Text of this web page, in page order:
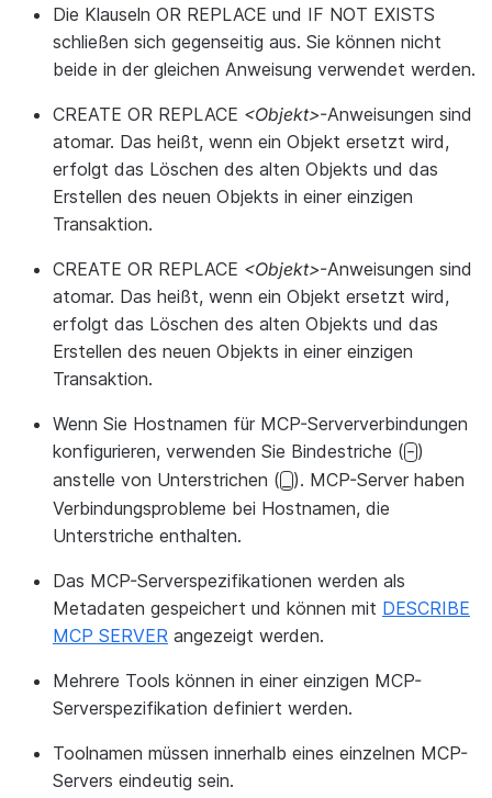
Die Klauseln OR REPLACE und IF NOT EXISTS
schließen sich gegenseitig aus. Sie können nicht
beide in der gleichen Anweisung verwendet werden.
CREATE OR REPLACE <Objekt>-Anweisungen sind
atomar. Das heißt, wenn ein Objekt ersetzt wird,
erfolgt das Löschen des alten Objekts und das
Erstellen des neuen Objekts in einer einzigen
Transaktion.
CREATE OR REPLACE <Objekt>-Anweisungen sind
atomar. Das heißt, wenn ein Objekt ersetzt wird,
erfolgt das Löschen des alten Objekts und das
Erstellen des neuen Objekts in einer einzigen
Transaktion.
Wenn Sie Hostnamen für MCP-Serververbindungen
konfigurieren, verwenden Sie Bindestriche (-)
anstelle von Unterstrichen (_). MCP-Server haben
Verbindungsprobleme bei Hostnamen, die
Unterstriche enthalten.
Das MCP-Serverspezifikationen werden als
Metadaten gespeichert und können mit DESCRIBE
MCP SERVER angezeigt werden.
Mehrere Tools können in einer einzigen MCP-
Serverspezifikation definiert werden.
Toolnamen müssen innerhalb eines einzelnen MCP-
Servers eindeutig sein.